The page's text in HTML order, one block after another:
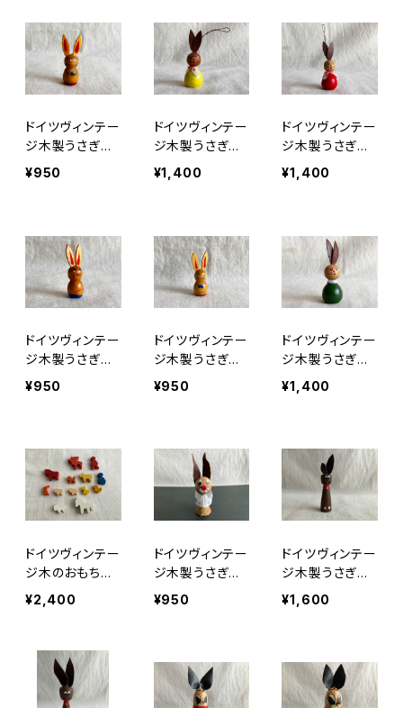
ドイツヴィンテー
ジ木製うさぎオ
ブジェミニ125
¥950
ドイツヴィンテー
ジ木製うさぎオ
ブジェ185
¥1,400
ドイツヴィンテー
ジ木製うさぎオ
ブジェ93
¥1,400
ドイツヴィンテー
ジ木製うさぎオ
ブジェミニ99
¥950
ドイツヴィンテー
ジ木製うさぎオ
ブジェミニ18
¥950
ドイツヴィンテー
ジ木製うさぎオ
ブジェa4
¥1,400
ドイツヴィンテー
ジ木のおもちゃ
どうぶつたち１
¥2,400
ドイツヴィンテー
ジ木製うさぎオ
ブジェa1
¥950
ドイツヴィンテー
ジ木製うさぎオ
ブジェ3
¥1,600